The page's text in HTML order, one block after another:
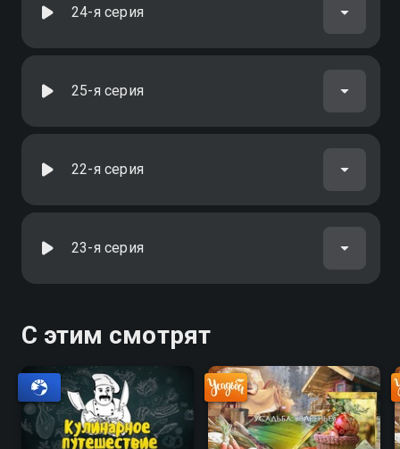
24-я серия
25-я серия
22-я серия
23-я серия
С этим смотрят